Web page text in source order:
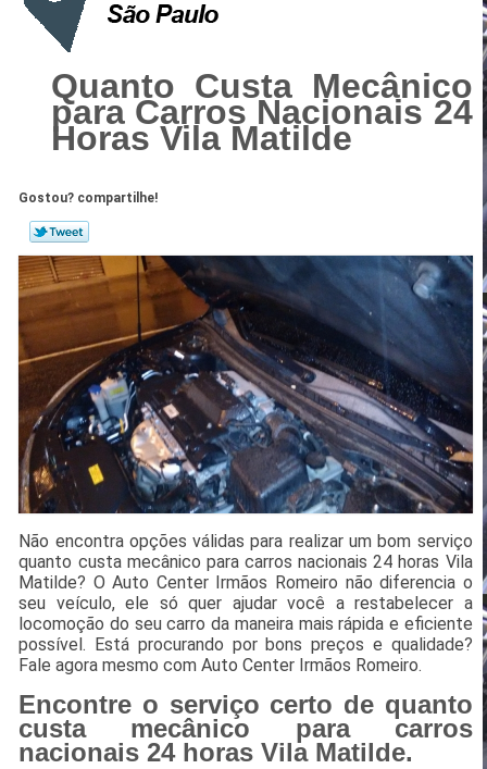
Quanto Custa Mecânico
para Carros Nacionais 24
Horas Vila Matilde
Gostou? compartilhe!
Não encontra opções válidas para realizar um bom serviço
quanto custa mecânico para carros nacionais 24 horas Vila
Matilde? O Auto Center Irmãos Romeiro não diferencia o
seu veículo, ele só quer ajudar você a restabelecer a
locomoção do seu carro da maneira mais rápida e eficiente
possível. Está procurando por bons preços e qualidade?
Fale agora mesmo com Auto Center Irmãos Romeiro.
Encontre o serviço certo de quanto
custa mecânico para carros
nacionais 24 horas Vila Matilde.